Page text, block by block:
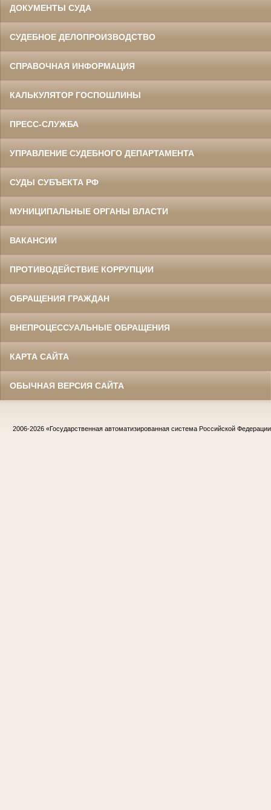
ДОКУМЕНТЫ СУДА
СУДЕБНОЕ ДЕЛОПРОИЗВОДСТВО
СПРАВОЧНАЯ ИНФОРМАЦИЯ
КАЛЬКУЛЯТОР ГОСПОШЛИНЫ
ПРЕСС-СЛУЖБА
УПРАВЛЕНИЕ СУДЕБНОГО ДЕПАРТАМЕНТА
СУДЫ СУБЪЕКТА РФ
МУНИЦИПАЛЬНЫЕ ОРГАНЫ ВЛАСТИ
ВАКАНСИИ
ПРОТИВОДЕЙСТВИЕ КОРРУПЦИИ
ОБРАЩЕНИЯ ГРАЖДАН
ВНЕПРОЦЕССУАЛЬНЫЕ ОБРАЩЕНИЯ
КАРТА САЙТА
ОБЫЧНАЯ ВЕРСИЯ САЙТА
2006-2026 «Государственная автоматизированная система Российской